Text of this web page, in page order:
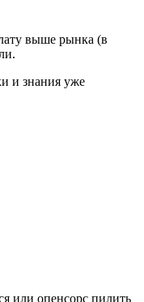
выше рынка (в
и знания уже
или опенсорс пилить